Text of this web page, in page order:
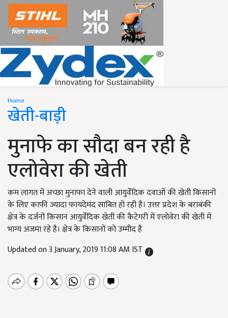
Home
खेती-बाड़ी
मुनाफे का सौदा बन रही है
एलोवेरा की खेती
कम लागत में अच्छा मुनाफा देने वाली आयुर्वेदिक दवाओं की खेती किसानों
के लिए काफी ज्यादा फायदेमंद साबित हो रही है। उत्तर प्रदेश के बराबंकी
क्षेत्र के दर्जनों किसान आयुर्वेदिक खेती की कैटेगरी में एलोवेरा की खेती में
भाग्य अजमा रहे है। क्षेत्र के किसानों को उम्मीद है
Updated on 3 January, 2019 11:08 AM IST